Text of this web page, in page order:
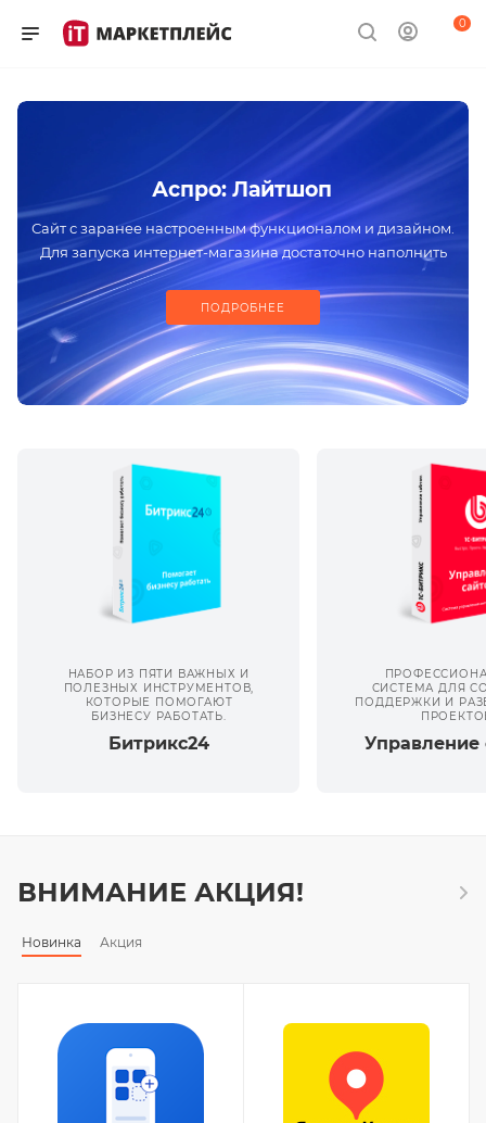
0
Аспро: Лайтшоп
Сайт с заранее настроенным функционалом и дизайном.
Для запуска интернет-магазина достаточно наполнить
проект контентом
ПОДРОБНЕЕ
НАБОР ИЗ ПЯТИ ВАЖНЫХ И
ПОЛЕЗНЫХ ИНСТРУМЕНТОВ,
КОТОРЫЕ ПОМОГАЮТ
БИЗНЕСУ РАБОТАТЬ.
Битрикс24
СИСТЕМА ДЛЯ
ПОДДЕРЖКИ И
Управление
ВНИМАНИЕ АКЦИЯ!
Новинка Акция